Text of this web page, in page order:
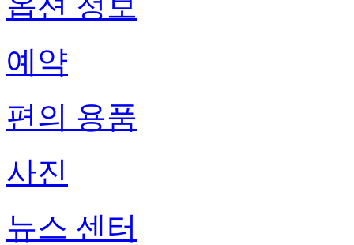
예약
편의 용품
사진
뉴스 센터